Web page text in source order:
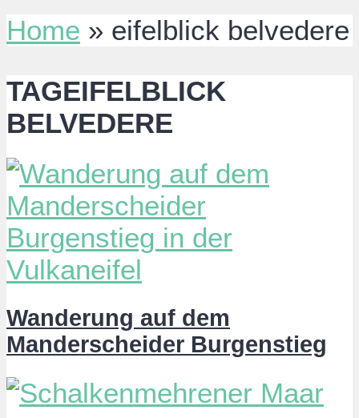
Home » eifelblick belvedere
TAGEIFELBLICK
BELVEDERE
Wanderung auf dem
Manderscheider Burgenstieg